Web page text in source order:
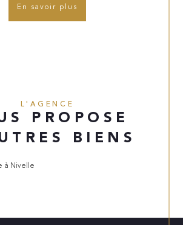
En savoir plus
L'AGENCE
PROPOSE
BIENS
à Nivelle